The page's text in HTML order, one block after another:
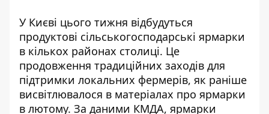
У Києві цього тижня відбудуться
продуктові сільськогосподарські ярмарки
в кількох районах столиці. Це
продовження традиційних заходів для
підтримки локальних фермерів, як раніше
висвітлювалося в матеріалах про ярмарки
в лютому. За даними КМДА, ярмарки